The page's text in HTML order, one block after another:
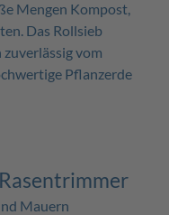
Mengen Kompost,
Das Rollsieb
vom
Pflanzerde
Mauern